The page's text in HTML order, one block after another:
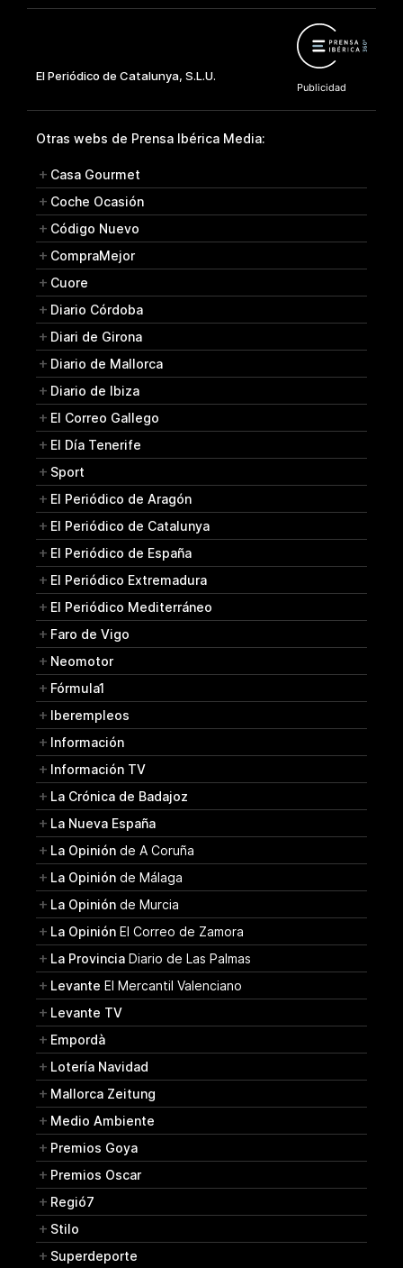
Otras webs de Prensa Ibérica Media:
Casa Gourmet
Coche Ocasión
Código Nuevo
CompraMejor
Cuore
Diario Córdoba
Diari de Girona
Diario de Mallorca
Diario de Ibiza
El Correo Gallego
El Día Tenerife
Sport
El Periódico de Aragón
El Periódico de Catalunya
El Periódico de España
El Periódico Extremadura
El Periódico Mediterráneo
Faro de Vigo
Neomotor
Fórmula1
Iberempleos
Información
Información TV
La Crónica de Badajoz
La Nueva España
La Opinión de A Coruña
La Opinión de Málaga
La Opinión de Murcia
La Opinión El Correo de Zamora
La Provincia Diario de Las Palmas
Levante El Mercantil Valenciano
Levante TV
Empordà
Lotería Navidad
Mallorca Zeitung
Medio Ambiente
Premios Goya
Premios Oscar
Regió7
Stilo
Superdeporte